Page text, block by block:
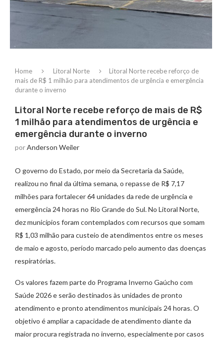
Home Litoral Norte
Litoral Norte recebe reforço de
mais de R$ 1 milhão para atendimentos de urgência e emergência
durante o inverno
Litoral Norte recebe reforço de mais de R$
1 milhão para atendimentos de urgência e
emergência durante o inverno
porAnderson Weiler
O governo do Estado, por meio da Secretaria da Saúde,
realizou no final da última semana, o repasse de R$ 7,17
milhões para fortalecer 64 unidades da rede de urgência e
emergência 24 horas no Rio Grande do Sul. No Litoral Norte,
dez municípios foram contemplados com recursos que somam
R$ 1,03 milhão para custeio de atendimentos entre os meses
de maio e agosto, período marcado pelo aumento das doenças
respiratórias.
Os valores fazem parte do Programa Inverno Gaúcho com
Saúde 2026 e serão destinados às unidades de pronto
atendimento e pronto atendimentos municipais 24 horas. O
objetivo é ampliar a capacidade de atendimento diante da
maior procura registrada no inverno, especialmente por casos